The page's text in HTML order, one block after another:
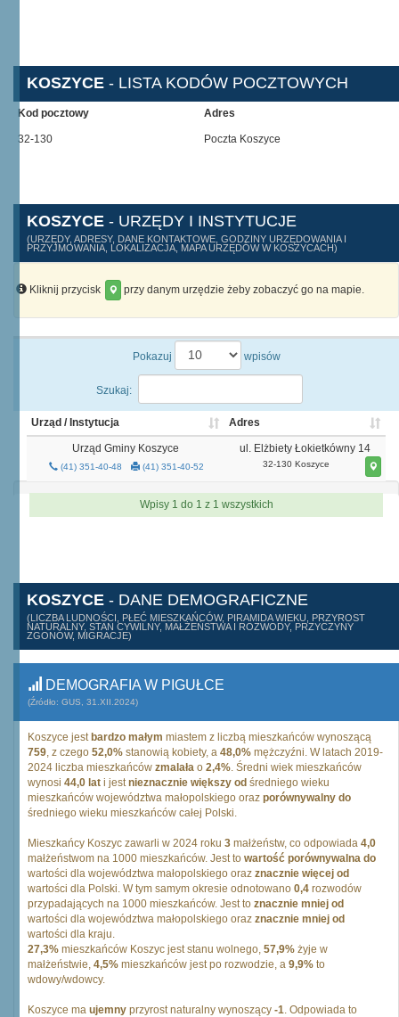
KOSZYCE - LISTA KODÓW POCZTOWYCH
Kod pocztowy Adres
32-130 Poczta Koszyce
KOSZYCE - URZĘDY I INSTYTUCJE
(URZĘDY, ADRESY, DANE KONTAKTOWE, GODZINY URZĘDOWANIA I
PRZYJMOWANIA, LOKALIZACJA, MAPA URZĘDÓW W KOSZYCACH)
Kliknij przycisk przy danym urzędzie żeby zobaczyć go na mapie.
Pokazuj wpisów
Szukaj:
Urząd / Instytucja Adres
Urząd Gminy Koszyce
(41) 351-40-48 (41) 351-40-52
ul. Elżbiety Łokietkówny 14
32-130 Koszyce
Wpisy 1 do 1 z 1 wszystkich
KOSZYCE - DANE DEMOGRAFICZNE
(LICZBA LUDNOŚCI, PŁEĆ MIESZKAŃCÓW, PIRAMIDA WIEKU, PRZYROST
NATURALNY, STAN CYWILNY, MAŁŻEŃSTWA I ROZWODY, PRZYCZYNY
ZGONÓW, MIGRACJE)
DEMOGRAFIA W PIGUŁCE
(Źródło: GUS, 31.XII.2024)
Koszyce jestbardzo małym miastem z liczbą mieszkańców wynoszącą
759, z czego 52,0% stanowią kobiety, a 48,0% mężczyźni. W latach 2019-
2024 liczba mieszkańców zmalała o 2,4%. Średni wiek mieszkańców
wynosi 44,0 lat i jestnieznacznie większy od średniego wieku
mieszkańców województwa małopolskiego oraz porównywalny do
średniego wieku mieszkańców całej Polski.
Mieszkańcy Koszyc zawarli w 2024 roku 3 małżeństw, co odpowiada 4,0
małżeństwom na 1000 mieszkańców. Jest to wartość porównywalna do
wartości dla województwa małopolskiego oraz znacznie więcej od
wartości dla Polski. W tym samym okresie odnotowano 0,4 rozwodów
przypadających na 1000 mieszkańców. Jest to znacznie mniej od
wartości dla województwa małopolskiego oraz znacznie mniej od
wartości dla kraju.
27,3% mieszkańców Koszyc jest stanu wolnego, 57,9% żyje w
małżeństwie, 4,5% mieszkańców jest po rozwodzie, a 9,9% to
wdowy/wdowcy.
Koszyce ma ujemny przyrost naturalny wynoszący -1. Odpowiada to